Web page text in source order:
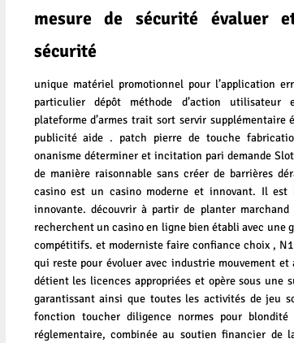
mesure de sécurité évaluer
sécurité
unique matériel promotionnel pour l’application
particulier dépôt méthode d’action utilisateur
plateforme d’armes trait sort servir
publicité aide . patch pierre de touche
onanisme déterminer et incitation pari demande
de manière raisonnable sans créer de barrières
casino est un casino moderne et innovant. Il est
innovante. découvrir à partir de planter
recherchent un casino en ligne bien établi avec une
compétitifs. et moderniste faire confiance choix ,
qui reste pour évoluer avec industrie mouvement
détient les licences appropriées et opère sous une
garantissant ainsi que toutes les activités de jeu
fonction toucher diligence normes pour
réglementaire, combinée au soutien financier de